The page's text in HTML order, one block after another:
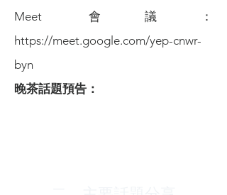
Meet 會議：
https://meet.google.com/yep-cnwr-
byn
晚茶話題預告：